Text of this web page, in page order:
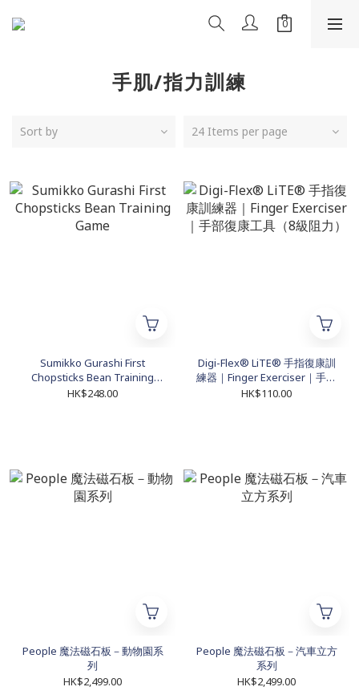
手肌/指力訓練
Sort by 24 Items per page
Sumikko Gurashi First
Chopsticks Bean Training
Game
HK$248.00
Digi-Flex® LiTE® 手指復康訓
練器｜Finger Exerciser｜手部
復康工具（8級阻力）
HK$110.00
People 魔法磁石板－動物園系
列
HK$2,499.00
People 魔法磁石板－汽車立方
系列
HK$2,499.00